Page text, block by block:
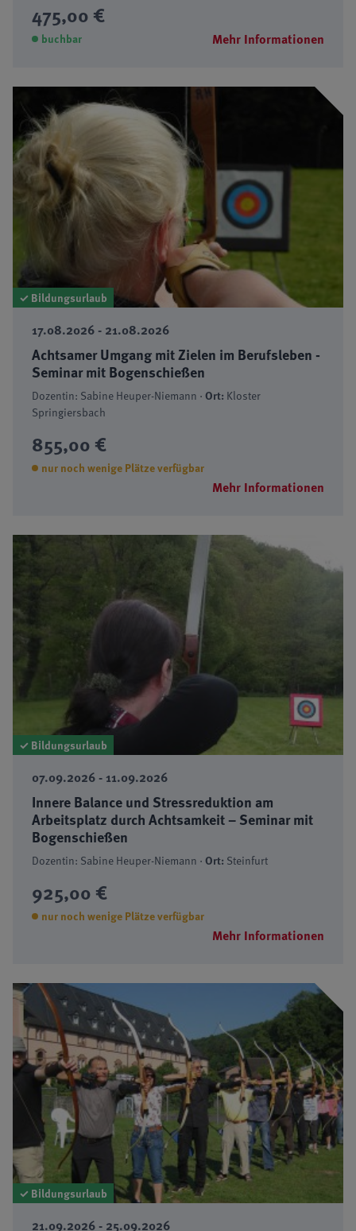
475,00 €
buchbar Mehr Informationen
✓ Bildungsurlaub
17.08.2026 - 21.08.2026
Achtsamer Umgang mit Zielen im Berufsleben -
Seminar mit Bogenschießen
Dozentin: Sabine Heuper-Niemann ·Ort: Kloster
Springiersbach
855,00 €
nur noch wenige Plätze verfügbar
Mehr Informationen
✓ Bildungsurlaub
07.09.2026 - 11.09.2026
Innere Balance und Stressreduktion am
Arbeitsplatz durch Achtsamkeit – Seminar mit
Bogenschießen
Dozentin: Sabine Heuper-Niemann ·Ort: Steinfurt
925,00 €
nur noch wenige Plätze verfügbar
Mehr Informationen
✓ Bildungsurlaub
21.09.2026 - 25.09.2026